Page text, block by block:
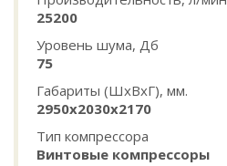
25200
Уровень шума, Дб
75
Габариты (ШхВхГ), мм.
2950x2030x2170
Тип компрессора
Винтовые компрессоры